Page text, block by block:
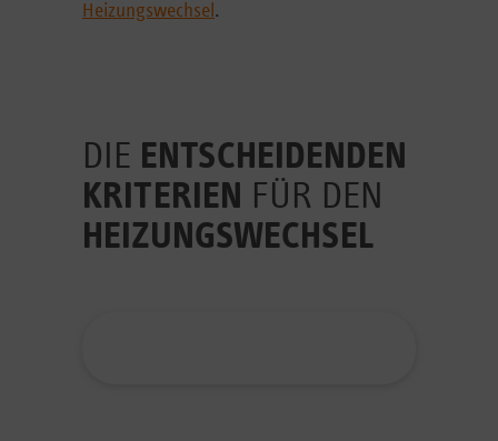
Heizungswechsel .
DIE ENTSCHEIDENDEN
KRITERIEN FÜR DEN
HEIZUNGSWECHSEL